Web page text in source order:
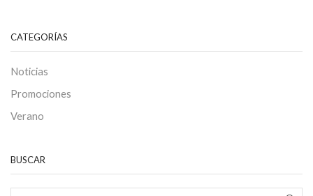
CATEGORÍAS
Noticias
Promociones
Verano
BUSCAR